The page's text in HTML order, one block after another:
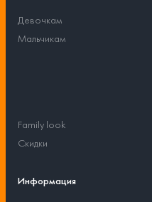
Девочкам
Мальчикам
Family look
Скидки
Информация